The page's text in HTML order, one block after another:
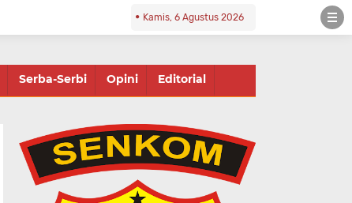
Kamis, 6 Agustus 2026
Serba-Serbi Opini Editorial